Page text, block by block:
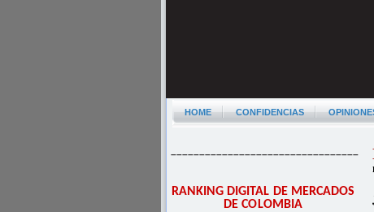
HOME CONFIDENCIAS
–––––––––––––––––––––––––––––––––
RANKING DIGITAL DE MERCADOS
DE COLOMBIA